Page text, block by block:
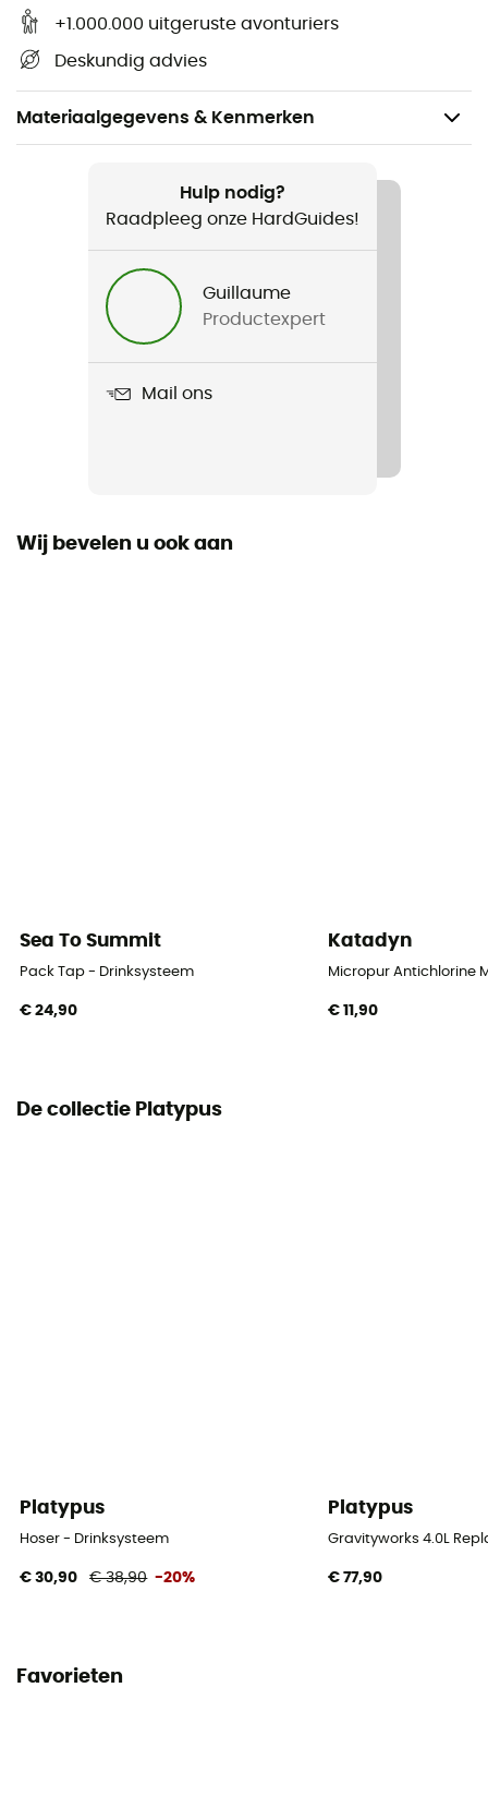
+1.000.000 uitgeruste avonturiers
Deskundig advies
Materiaalgegevens & Kenmerken
Wandelen / Trekking / Bivak
Heren / Dames
Hulp nodig?
Raadpleeg onze HardGuides!
Guillaume
Productexpert
Mail ons
Wij bevelen u ook aan
Sea To Summit
Pack Tap - Drinksysteem
€ 24,90
Katadyn
Micropur Antichlorine
€ 11,90
De collectie Platypus
Platypus
Hoser - Drinksysteem
€ 30,90 € 38,90 -20%
Platypus
Gravityworks 4.0L
€ 77,90
Favorieten